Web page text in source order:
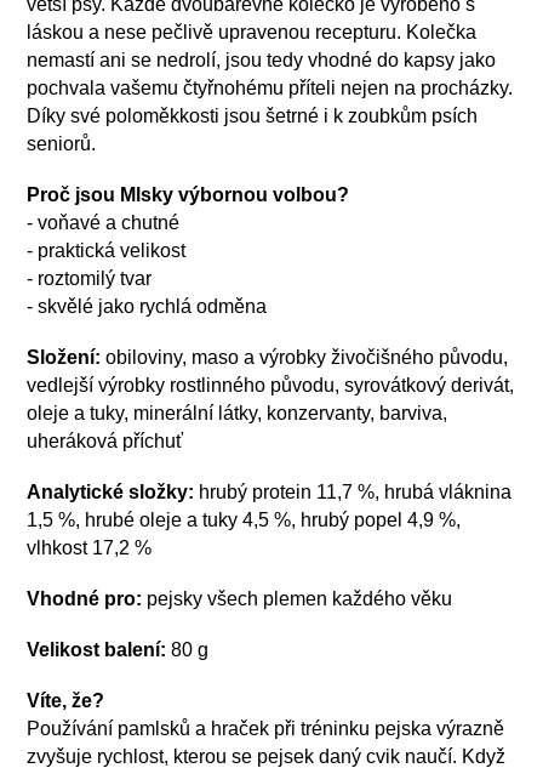
láskou a nese pečlivě upravenou recepturu. Kolečka
nemastí ani se nedrolí, jsou tedy vhodné do kapsy jako
pochvala vašemu čtyřnohému příteli nejen na procházky.
Díky své poloměkkosti jsou šetrné i k zoubkům psích
seniorů.
Proč jsou Mlsky výbornou volbou?
- voňavé a chutné
- praktická velikost
- roztomilý tvar
- skvělé jako rychlá odměna
Složení:obiloviny, maso a výrobky živočišného původu,
vedlejší výrobky rostlinného původu, syrovátkový derivát,
oleje a tuky, minerální látky, konzervanty, barviva,
uheráková příchuť
Analytické složky: hrubý protein 11,7 %, hrubá vláknina
1,5 %, hrubé oleje a tuky 4,5 %, hrubý popel 4,9 %,
vlhkost 17,2 %
Vhodné pro: pejsky všech plemen každého věku
Velikost balení:80 g
Víte, že?
Používání pamlsků a hraček při tréninku pejska výrazně
zvyšuje rychlost, kterou se pejsek daný cvik naučí. Když